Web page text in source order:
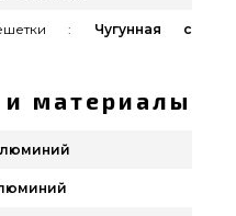
:
Чугунная с
материалы